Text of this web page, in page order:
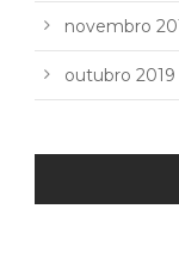
novembro
outubro 2019